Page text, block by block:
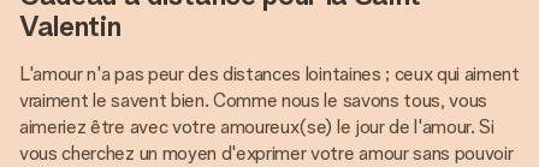
Valentin
L'amour n'a pas peur des distances lointaines ; ceux qui aiment
vraiment le savent bien. Comme nous le savons tous, vous
aimeriez être avec votre amoureux(se) le jour de l'amour. Si
vous cherchez un moyen d'exprimer votre amour sans pouvoir